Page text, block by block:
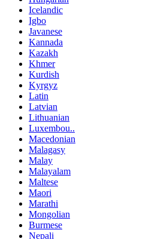
Icelandic
Igbo
Javanese
Kannada
Kazakh
Khmer
Kurdish
Kyrgyz
Latin
Latvian
Lithuanian
Luxembou..
Macedonian
Malagasy
Malay
Malayalam
Maltese
Maori
Marathi
Mongolian
Burmese
Nepali